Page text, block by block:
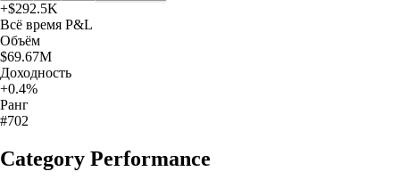
+$292.5K
Всё время P&L
Объём
$69.67M
Доходность
+0.4%
Ранг
#702
Category Performance